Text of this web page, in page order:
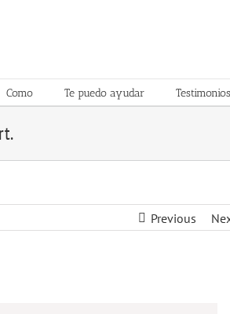
Como Te puedo ayudar Testimonios
Previous